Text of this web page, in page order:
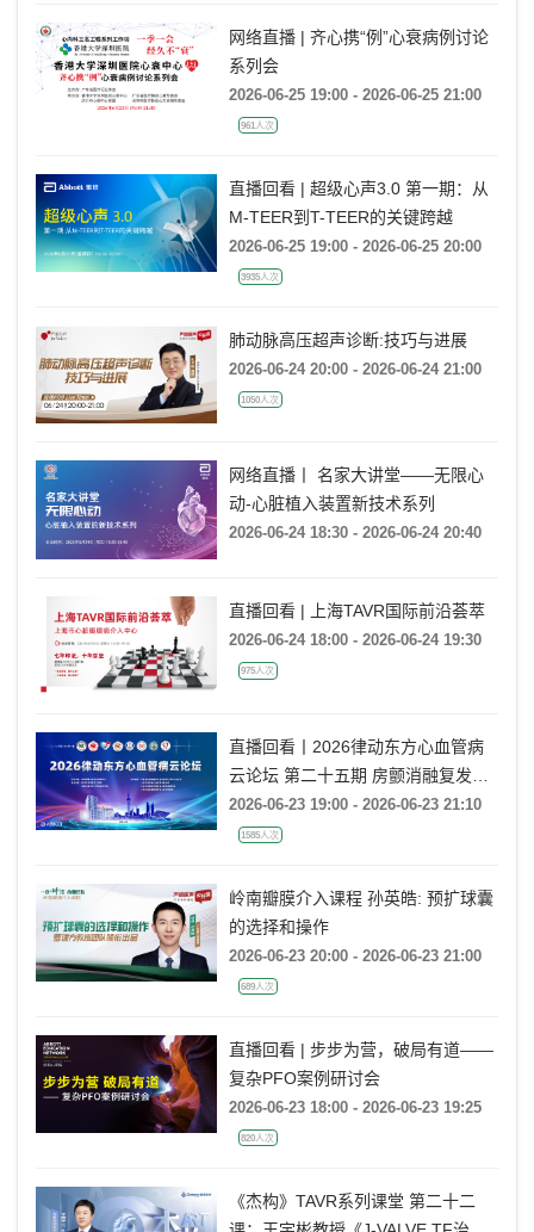
网络直播 | 齐心携“例”心衰病例讨论
系列会
2026-06-25 19:00 - 2026-06-25 21:00
961人次
直播回看 | 超级心声3.0 第一期：从
M-TEER到T-TEER的关键跨越
2026-06-25 19:00 - 2026-06-25 20:00
3935人次
肺动脉高压超声诊断:技巧与进展
2026-06-24 20:00 - 2026-06-24 21:00
1050人次
网络直播丨 名家大讲堂——无限心
动-心脏植入装置新技术系列
2026-06-24 18:30 - 2026-06-24 20:40
直播回看 | 上海TAVR国际前沿荟萃
2026-06-24 18:00 - 2026-06-24 19:30
975人次
直播回看丨2026律动东方心血管病
云论坛 第二十五期 房颤消融复发后
的处理策略
2026-06-23 19:00 - 2026-06-23 21:10
1585人次
岭南瓣膜介入课程 孙英皓: 预扩球囊
的选择和操作
2026-06-23 20:00 - 2026-06-23 21:00
689人次
直播回看 | 步步为营，破局有道——
复杂PFO案例研讨会
2026-06-23 18:00 - 2026-06-23 19:25
820人次
《杰构》TAVR系列课堂 第二十二